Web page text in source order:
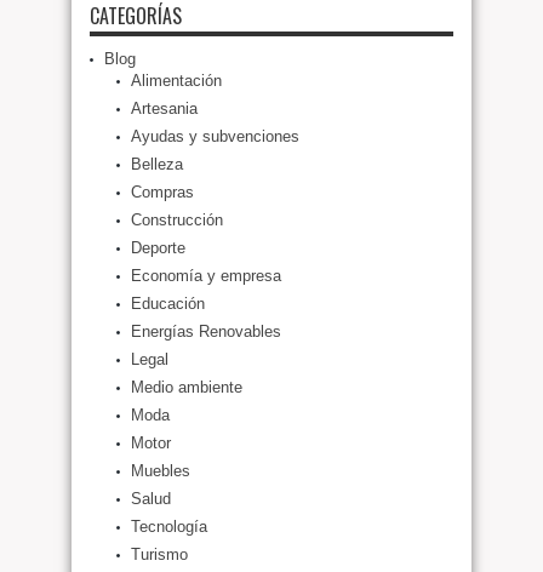
CATEGORÍAS
Blog
Alimentación
Artesania
Ayudas y subvenciones
Belleza
Compras
Construcción
Deporte
Economía y empresa
Educación
Energías Renovables
Legal
Medio ambiente
Moda
Motor
Muebles
Salud
Tecnología
Turismo